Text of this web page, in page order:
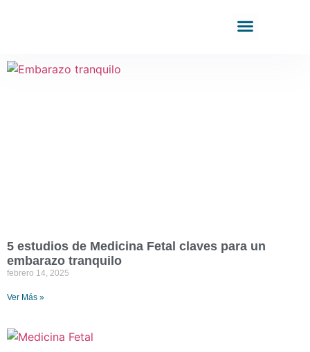
5 estudios de Medicina Fetal claves para un
embarazo tranquilo
febrero 14, 2025
Ver Más »